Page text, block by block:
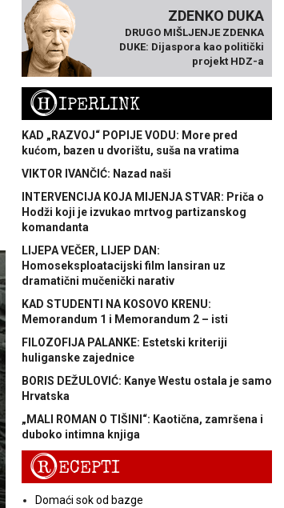
ZDENKO DUKA
DRUGO MIŠLJENJE ZDENKA
DUKE: Dijaspora kao politički
projekt HDZ-a
HIPERLINK
KAD „RAZVOJ“ POPIJE VODU: More pred
kućom, bazen u dvorištu, suša na vratima
VIKTOR IVANČIĆ: Nazad naši
INTERVENCIJA KOJA MIJENJA STVAR: Priča o
Hodži koji je izvukao mrtvog partizanskog
komandanta
LIJEPA VEČER, LIJEP DAN:
Homoseksploatacijski film lansiran uz
dramatični mučenički narativ
KAD STUDENTI NA KOSOVO KRENU:
Memorandum 1 i Memorandum 2 – isti
FILOZOFIJA PALANKE: Estetski kriteriji
huliganske zajednice
BORIS DEŽULOVIĆ: Kanye Westu ostala je samo
Hrvatska
„MALI ROMAN O TIŠINI“: Kaotična, zamršena i
duboko intimna knjiga
RECEPTI
Domaći sok od bazge